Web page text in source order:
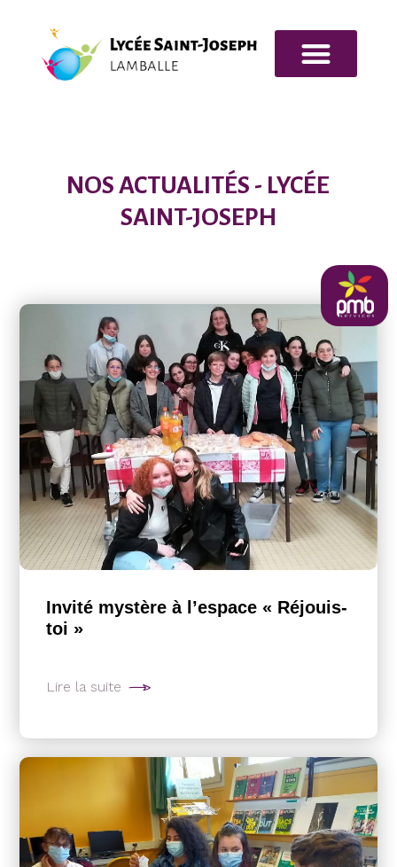
NOS ACTUALITÉS - LYCÉE
SAINT-JOSEPH
Invité mystère à l’espace « Réjouis-
toi »
Lire la suite
pmb